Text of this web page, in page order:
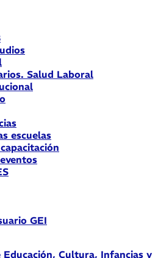
Salud Laboral
escuelas
GEI
Cultura, Infancias y